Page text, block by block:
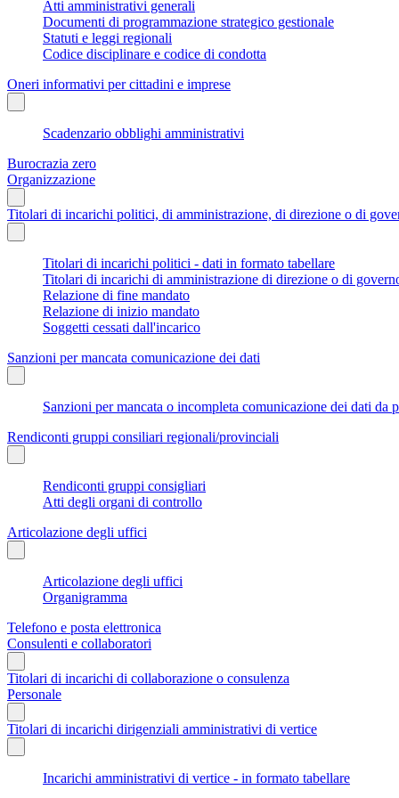
Atti amministrativi generali
Documenti di programmazione strategico gestionale
Statuti e leggi regionali
Codice disciplinare e codice di condotta
Oneri informativi per cittadini e imprese
Scadenzario obblighi amministrativi
Burocrazia zero
Organizzazione
Titolari di incarichi politici, di amministrazione, di direzione o di
Titolari di incarichi politici - dati in formato tabellare
Titolari di incarichi di amministrazione di direzione o di
Relazione di fine mandato
Relazione di inizio mandato
Soggetti cessati dall'incarico
Sanzioni per mancata comunicazione dei dati
Sanzioni per mancata o incompleta comunicazione dei dati
Rendiconti gruppi consiliari regionali/provinciali
Rendiconti gruppi consigliari
Atti degli organi di controllo
Articolazione degli uffici
Articolazione degli uffici
Organigramma
Telefono e posta elettronica
Consulenti e collaboratori
Titolari di incarichi di collaborazione o consulenza
Personale
Titolari di incarichi dirigenziali amministrativi di vertice
Incarichi amministrativi di vertice - in formato tabellare